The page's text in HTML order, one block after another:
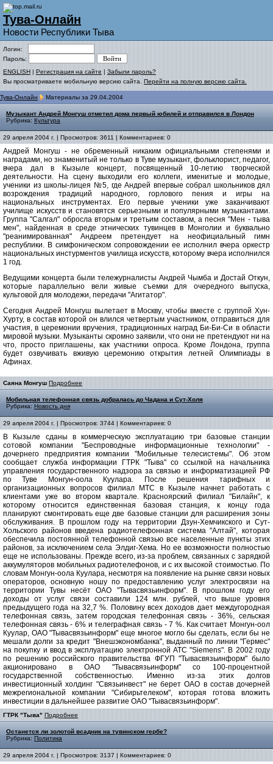
Тува-Онлайн
Новости Республики Тыва
Логин:
Пароль:
ENGLISH | Регистрация на сайте | Забыли пароль?
Вы просматриваете мобильную версию сайта. Перейти на полную версию сайта.
Тува-Онлайн Материалы за 29.04.2004
Музыкант Андрей Монгуш отметил дома первый юбилей и отправился в Лондон
Рубрика: Культура
29 апреля 2004 г. | Просмотров: 3611 | Комментариев: 0
Андрей Монгуш - не обременный никаким официальными степенями и
наградами, но знаменитый не только в Туве музыкант, фольклорист, педагог,
вчера дал в Кызыле концерт, посвященный 10-летию творческой
деятельности. На сцену выходили его коллеги, именитые и молодые,
ученики из школы-лицея №5, где Андрей впервые собрал школьников дял
возрождения традиций народного, горлового пения и игры на
национальных инструментах. Его первые ученики уже заканчивают
училище искусств и становятся серьезными и популярными музыкантами.
Группа "Салгал" обросла вторым и третьим составом, а песня "Мен - тыва
мен", найденная в среде этнических тувинцев в Монголии и буквально
"реанимированная" Андреем претендует на неофициальный гимн
республики. В симфоническом сопровождении ее исполнил вчера оркестр
национальных инстурментов училища искусств, которому вчера исполнился
1 год.
Ведущими концерта были тележурналисты Андрей Чымба и Достай Откун,
которые параллельно вели живые съемки для очередного выпуска,
культовой для молодежи, передачи "Агитатор".
Сегодня Андрей Монгуш вылетает в Москву, чтобы вместе с группой Хун-
Хурту, в состав которой он влился четвертым участником, отправиться для
участия, в церемонии вручения, традиционных наград Би-Би-Си в области
мировой музыки. Музыканты скромно заявили, что они не претендуют ни на
что, просто приглашены, как участники опроса. Кроме Лондона, группа
будет озвучивать вживую церемонию открытия летней Олимпиады в
Афинах.
Саяна Монгуш Подробнее
Мобильная телефонная связь добралась до Чадана и Сут-Холя
Рубрика: Новость дня
29 апреля 2004 г. | Просмотров: 3744 | Комментариев: 0
В Кызыле сданы в коммерческую эксплуатацию три базовые станции
сотовой компании "Беспроводные информационные технологии" -
дочернего предприятия компании "Мобильные телесистемы". Об этом
сообщает служба информации ГТРК "Тыва" со ссылкой на начальника
управления государственного надзора за связью и информатизацией РФ
по Туве Монгун-оола Куулара. После решения тарифных и
организационных вопросов филиал МТС в Кызыле начнет работать с
клиентами уже во втором квартале. Красноярский филиал "Билайн", к
которому относится единственная базовая станция, к концу года
планируют смонтировать еще две базовые станции для расширения зоны
обслуживания. В прошлом году на территории Дзун-Хемчикского и Сут-
Хольского районов введена радиотелефонная система "Алтай", которая
обеспечила постоянной телефонной связью все населенные пункты этих
районов, за исключением села Элдиг-Хема. Но ее возможности полностью
еще не использованы. Прежде всего, из-за проблем, связанных с зарядкой
аккумуляторов мобильных радиотелефонов, и с их высокой стоимостью. По
словам Монгун-оола Куулара, несмотря на появление на рынке связи новых
операторов, основную ношу по предоставлению услуг электросвязи на
территории Тувы несёт ОАО "Тывасвязьинформ". В прошлом году его
доходы от услуг связи составили 124 млн. рублей, что выше уровня
предыдущего года на 32,7 %. Половину всех доходов дает междугородная
телефонная связь, затем городская телефонная связь - 36%, сельская
телефонная связь - 6% и телеграфная связь - 7 %. Как считает Монгун-оол
Куулар, ОАО "Тывасвязьинформ" еще многое могло бы сделать, если бы не
мешали долги за кредит "Внешэкономбанка", выданный по линии "Гермес"
на покупку и ввод в эксплуатацию электронной АТС "Siemens". В 2002 году
по решению российского правительства ФГУП "Тывасвязьинформ" было
акционировано в ОАО "Тывасвязьинформ" со 100-процентной
государственной собственностью. Именно из-за этих долгов
инвестиционный холдинг "Связьинвест" не берет ОАО в состав дочерней
межрегиональной компании "Сибирьтелеком", которая готова вложить
инвестиции в дальнейшее развитие ОАО "Тывасвязьинформ".
ГТРК "Тыва" Подробнее
Останется ли золотой всадник на тувинском гербе?
Рубрика: Политика
29 апреля 2004 г. | Просмотров: 3137 | Комментариев: 0